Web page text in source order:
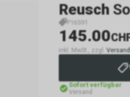
Reusch
P16591
145.00
inkl. MwSt., zzgl.
Sofort verfügbar
Versand